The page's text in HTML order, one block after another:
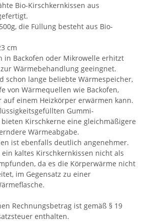
Bio-Kirschkernkissen aus
die Füllung besteht aus Bio-
cm
in Backofen oder Mikrowelle erhitzt
Wärmebehandlung geeingnet.
schon lange beliebte Wärmespeicher,
von Wärmequellen wie Backofen,
auf einem Heizkörper erwärmen kann.
Gummi-
Kirschkerne eine gleichmäßigere
Wärmeabgabe.
ist ebenfalls deutlich angenehmer.
kaltes Kirschkernkissen nicht als
da es die Körperwärme nicht
im Gegensatz zu einer
Rechnungsbetrag ist gemäß § 19
enthalten.